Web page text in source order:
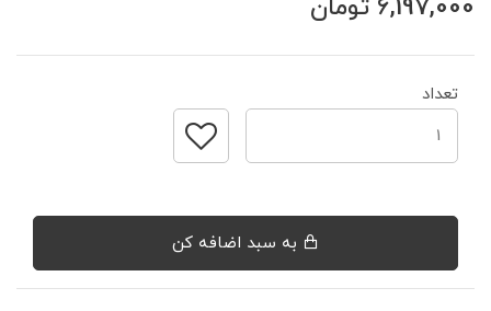
6,197,000 تومان
تعداد